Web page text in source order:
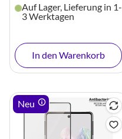
Auf Lager, Lieferung in 1-
3 Werktagen
In den Warenkorb
Neu